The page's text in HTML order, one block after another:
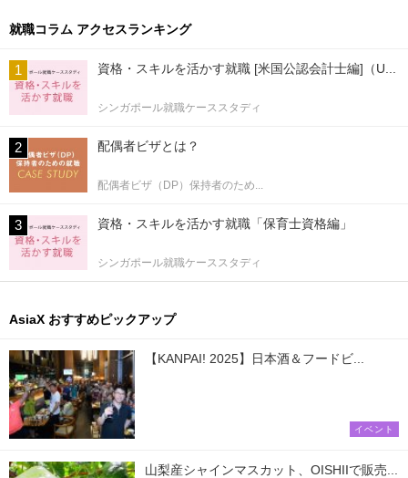
就職コラム アクセスランキング
資格・スキルを活かす就職 [米国公認会計士編]（U...
シンガポール就職ケーススタディ
配偶者ビザとは？
配偶者ビザ（DP）保持者のため...
資格・スキルを活かす就職「保育士資格編」
シンガポール就職ケーススタディ
AsiaX おすすめピックアップ
【KANPAI! 2025】日本酒＆フードビ...
イベント
山梨産シャインマスカット、OISHIIで販売...